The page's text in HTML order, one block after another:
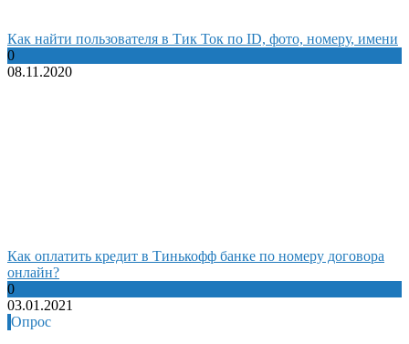
Как найти пользователя в Тик Ток по ID, фото, номеру, имени
0
08.11.2020
Как оплатить кредит в Тинькофф банке по номеру договора
онлайн?
0
03.01.2021
Опрос